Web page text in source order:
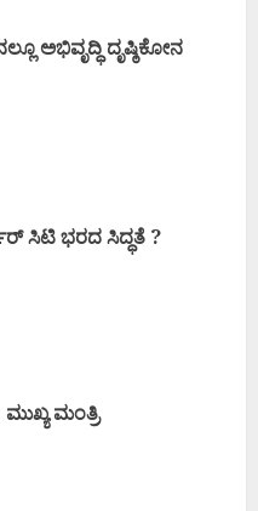
ಅಭಿವೃದ್ಧಿ ದೃಷ್ಠಿಕೋನ
ಸಿಟಿ ಭರದ ಸಿದ್ಧತೆ ?
ಮಂತ್ರಿ